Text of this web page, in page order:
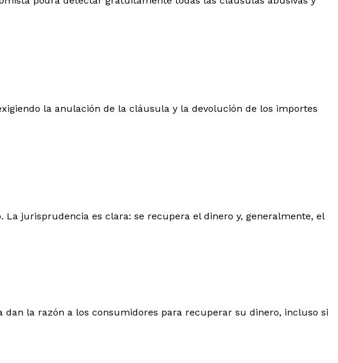
la anulación de la cláusula y la devolución de los importes
jurisprudencia es clara: se recupera el dinero y, generalmente, el
la razón a los consumidores para recuperar su dinero, incluso si